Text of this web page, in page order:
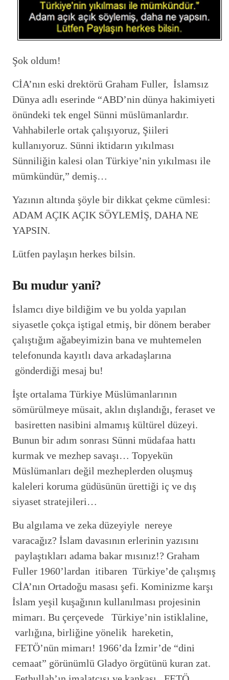
Şok oldum!
CİA’nın eski drektörü Graham Fuller, İslamsız
Dünya adlı eserinde “ABD’nin dünya hakimiyeti
önündeki tek engel Sünni müslümanlardır.
Vahhabilerle ortak çalışıyoruz, Şiileri
kullanıyoruz. Sünni iktidarın yıkılması
Sünniliğin kalesi olan Türkiye’nin yıkılması ile
mümkündür,” demiş…
Yazının altında şöyle bir dikkat çekme cümlesi:
ADAM AÇIK AÇIK SÖYLEMİŞ, DAHA NE
YAPSIN.
Lütfen paylaşın herkes bilsin.
Bu mudur yani?
İslamcı diye bildiğim ve bu yolda yapılan
siyasetle çokça iştigal etmiş, bir dönem beraber
çalıştığım ağabeyimizin bana ve muhtemelen
telefonunda kayıtlı dava arkadaşlarına
gönderdiği mesaj bu!
İşte ortalama Türkiye Müslümanlarının
sömürülmeye müsait, aklın dışlandığı, feraset ve
basiretten nasibini almamış kültürel düzeyi.
Bunun bir adım sonrası Sünni müdafaa hattı
kurmak ve mezhep savaşı… Topyekün
Müslümanları değil mezheplerden oluşmuş
kaleleri koruma güdüsünün ürettiği iç ve dış
siyaset stratejileri…
Bu algılama ve zeka düzeyiyle nereye
varacağız? İslam davasının erlerinin yazısını
paylaştıkları adama bakar mısınız!? Graham
Fuller 1960’lardan itibaren Türkiye’de çalışmış
CİA’nın Ortadoğu masası şefi. Kominizme karşı
İslam yeşil kuşağının kullanılması projesinin
mimarı. Bu çerçevede Türkiye’nin istiklaline,
varlığına, birliğine yönelik hareketin,
FETÖ’nün mimarı! 1966’da İzmir’de “dini
cemaat” görünümlü Gladyo örgütünü kuran zat.